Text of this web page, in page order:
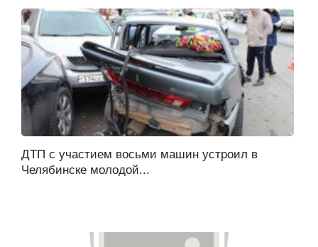
ДТП с участием восьми машин устроил в
Челябинске молодой...